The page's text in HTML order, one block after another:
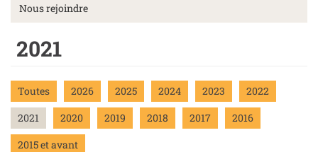
Nous rejoindre
2021
Toutes 2026 2025 2024 2023
2022
2021
2020 2019 2018 2017
2016
2015 et avant